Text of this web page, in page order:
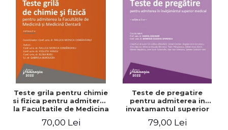
Teste grila pentru chimie
si fizica pentru admiterea
la Facultatile de Medicina
si Medicina Dentara.
Editia a II-a - Raluca
70,00 Lei
Teste de pregatire
pentru admiterea in
invatamantul superior
medical. Editia a V-a -
Daniel Cochior, Minerva
79,00 Lei